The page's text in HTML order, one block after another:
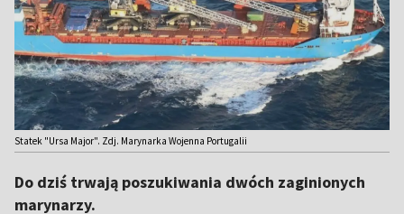
Statek "Ursa Major". Zdj. Marynarka Wojenna Portugalii
Do dziś trwają poszukiwania dwóch zaginionych
marynarzy.